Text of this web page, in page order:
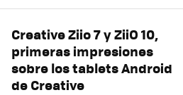
Creative Ziio 7 y ZiiO 10,
primeras impresiones
sobre los tablets Android
de Creative